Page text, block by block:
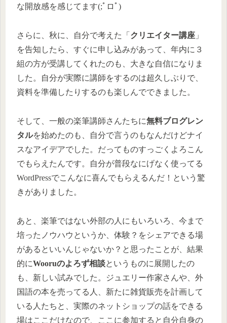
な開放感を感じてます(;ﾟロﾟ)
さらに、秋に、自分で考えた「 クリエイター講座 」
を告知したら、すぐに申し込みがあって、年内に３
組の方が受講してくれたのも、大きな自信になりま
した。自分が実際に講師をするのは超久しぶりで、
資料を準備したりするのも楽しんでできました。
そして、一般の楽筆講師さんたちに無料ブログレン
タルを始めたのも、自分で言うのもなんだけどナイ
スなアイデアでした。だってものすっごくよろこん
でもらえたんです。自分が普段なにげなく使ってる
WordPressでこんなに喜んでもらえるんだ！という驚
きがありました。
あと、楽筆ではない外部の人にもいろいろ、今まで
培ったノウハウというか、体験？をシェアできる場
があるといいんじゃないか？と思ったことが、結果
的にWooruのよろず相談というものに展開したの
も、新しい試みでした。ジュエリー作家さんや、外
国語の本を売ってる人、新たに雑貨販売を計画して
いる人たちと、実際のネットショップの話をできる
場はここだけなので、ここに参加すると自分自身の